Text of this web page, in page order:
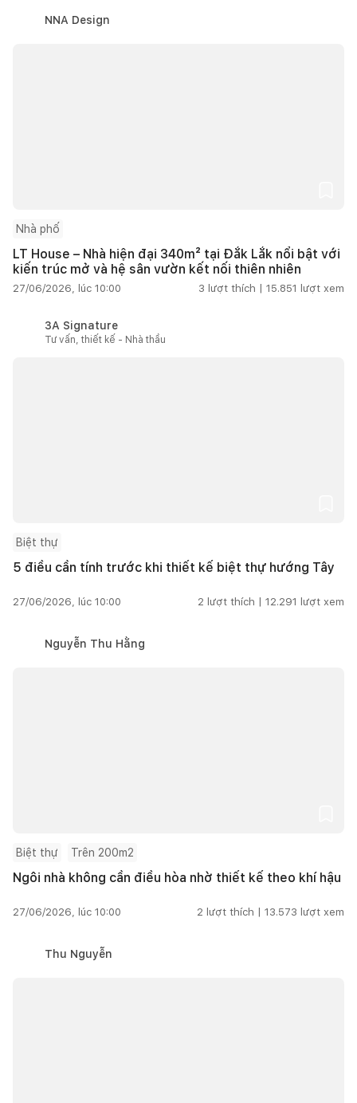
NNA Design
Nhà phố
LT House – Nhà hiện đại 340m² tại Đắk Lắk nổi bật với
kiến trúc mở và hệ sân vườn kết nối thiên nhiên
27/06/2026, lúc 10:00 3 lượt thích | 15.851 lượt xem
3A Signature
Tư vấn, thiết kế - Nhà thầu
Biệt thự
5 điều cần tính trước khi thiết kế biệt thự hướng Tây
27/06/2026, lúc 10:00 2 lượt thích | 12.291 lượt xem
Nguyễn Thu Hằng
Biệt thự Trên 200m2
Ngôi nhà không cần điều hòa nhờ thiết kế theo khí hậu
27/06/2026, lúc 10:00 2 lượt thích | 13.573 lượt xem
Thu Nguyễn